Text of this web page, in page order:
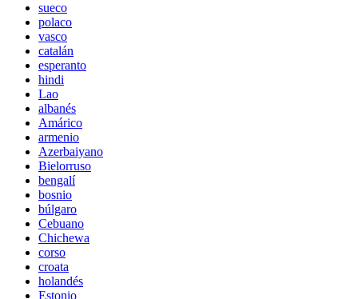
sueco
polaco
vasco
catalán
esperanto
hindi
Lao
albanés
Amárico
armenio
Azerbaiyano
Bielorruso
bengalí
bosnio
búlgaro
Cebuano
Chichewa
corso
croata
holandés
Estonio